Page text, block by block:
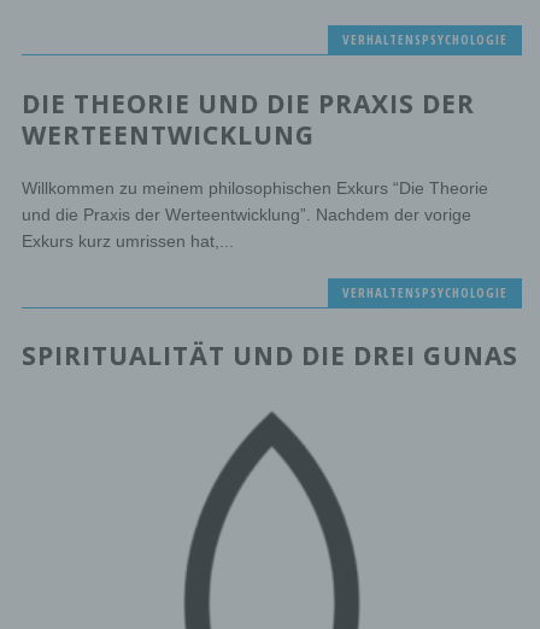
VERHALTENSPSYCHOLOGIE
DIE THEORIE UND DIE PRAXIS DER
WERTEENTWICKLUNG
Willkommen zu meinem philosophischen Exkurs “Die Theorie
und die Praxis der Werteentwicklung”. Nachdem der vorige
Exkurs kurz umrissen hat,...
VERHALTENSPSYCHOLOGIE
SPIRITUALITÄT UND DIE DREI GUNAS